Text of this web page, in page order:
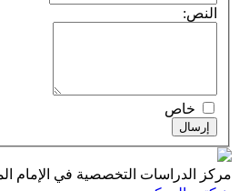
النص:
خاص
إرسال
مركز الدراسات التخصصية في الإمام